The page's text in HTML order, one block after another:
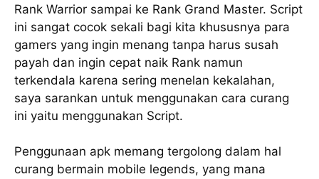
Rank Warrior sampai ke Rank Grand Master. Script
ini sangat cocok sekali bagi kita khususnya para
gamers yang ingin menang tanpa harus susah
payah dan ingin cepat naik Rank namun
terkendala karena sering menelan kekalahan,
saya sarankan untuk menggunakan cara curang
ini yaitu menggunakan Script.
Penggunaan apk memang tergolong dalam hal
curang bermain mobile legends, yang mana